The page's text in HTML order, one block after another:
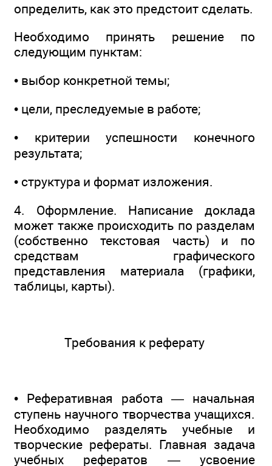
определить, как это предстоит сделать.
Необходимо принять решение по
следующим пунктам:
• выбор конкретной темы;
• цели, преследуемые в работе;
• критерии успешности конечного
результата;
• структура и формат изложения.
4. Оформление. Написание доклада
может также происходить по разделам
(собственно текстовая часть) и по
средствам графического
представления материала (графики,
таблицы, карты).
Требования к реферату
• Реферативная работа — начальная
ступень научного творчества учащихся.
Необходимо разделять учебные и
творческие рефераты. Главная задача
учебных рефератов — усвоение